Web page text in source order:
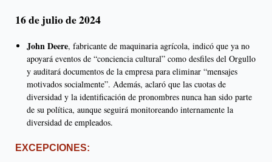
16 de julio de 2024
John Deere, fabricante de maquinaria agrícola, indicó que ya no
apoyará eventos de “conciencia cultural” como desfiles del Orgullo
y auditará documentos de la empresa para eliminar “mensajes
motivados socialmente”. Además, aclaró que las cuotas de
diversidad y la identificación de pronombres nunca han sido parte
de su política, aunque seguirá monitoreando internamente la
diversidad de empleados.
EXCEPCIONES: